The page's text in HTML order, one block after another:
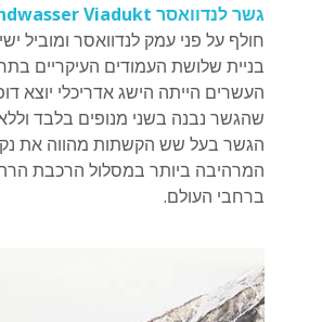
גשר לנדוואסר Landwasser Viadukt
חולף על פני עמק לנדוואסר ומוביל
בניית שלושת העמודים העיקריים
העשרים הייתה הישג אדריכלי יוצא
שהגשר נבנה בשני מנופים בלבד
הגשר בעל שש הקשתות מהווה את
המרהיבה ביותר במסלול הרכבת
ברחבי העולם.